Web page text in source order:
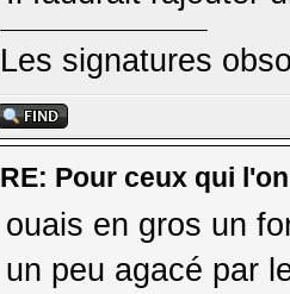
Les signatures
RE: Pour ceux qui
ouais en gros un
un peu agacé par